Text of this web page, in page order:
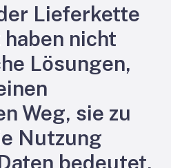
Lieferkette
nicht
Lösungen,
Weg, sie zu
Nutzung
bedeutet,